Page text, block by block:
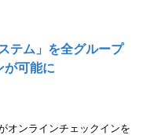
テム」を全グループ
可能に
オンラインチェックインを